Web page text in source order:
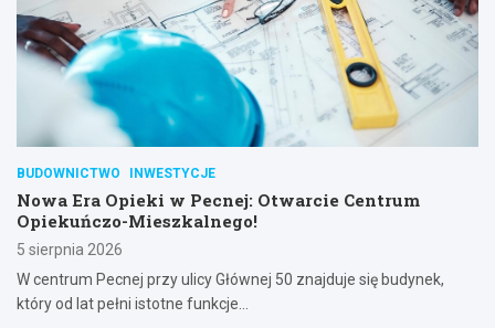
BUDOWNICTWO INWESTYCJE
Nowa Era Opieki w Pecnej: Otwarcie Centrum
Opiekuńczo-Mieszkalnego!
5 sierpnia 2026
W centrum Pecnej przy ulicy Głównej 50 znajduje się budynek,
który od lat pełni istotne funkcje…